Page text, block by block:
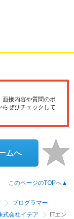
面接内容や質問のポ
らぜひチェックして
ムへ
このページのTOPへ▲
プログラマー
式会社イデア
ITエン